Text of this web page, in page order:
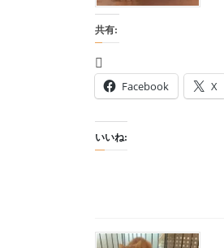
共有:
Facebook X
いいね: